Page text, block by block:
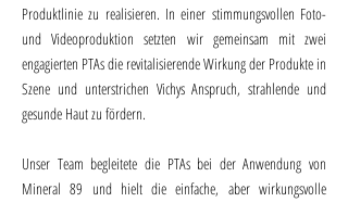
Produktlinie zu realisieren. In einer stimmungsvollen Foto-
und Videoproduktion setzten wir gemeinsam mit zwei
engagierten PTAs die revitalisierende Wirkung der Produkte in
Szene und unterstrichen Vichys Anspruch, strahlende und
gesunde Haut zu fördern.
Unser Team begleitete die PTAs bei der Anwendung von
Mineral 89 und hielt die einfache, aber wirkungsvolle